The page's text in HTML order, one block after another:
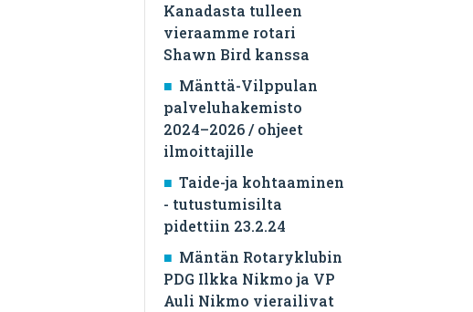
Kanadasta tulleen
vieraamme rotari
Shawn Bird kanssa
Mänttä-Vilppulan
palveluhakemisto
2024–2026 / ohjeet
ilmoittajille
Taide-ja kohtaaminen
- tutustumisilta
pidettiin 23.2.24
Mäntän Rotaryklubin
PDG Ilkka Nikmo ja VP
Auli Nikmo vierailivat